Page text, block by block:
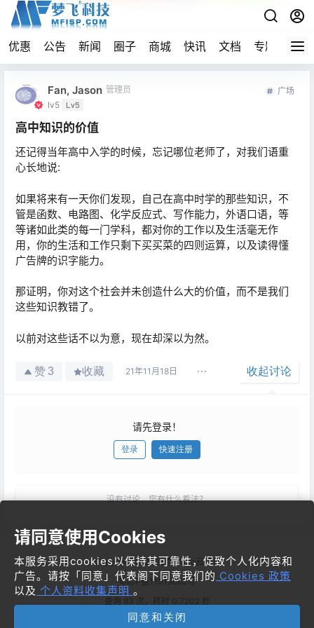
优惠 公告 新闻 圈子 商城 快讯 文档 专题 导航
Fan, Jason 管理员
lv5 Lv5
广场
高中知识的价值
还记得当年高中入学的时候，忘记哪位老师了，对我们语重
心长地说:
如果将来有一天你们发现，自己在高中时学的那些知识，不
管是函数、电路图、化学反应式、写作能力，外语口语，等
等诸如此类的每一门学科，都对你的工作以及生活毫无作
用，你的生活和工作只剩下买买菜的四则运算，以及读得懂
广告牌的识字能力。
那证明，你对这个社会并未创造什么大的价值，而不是我们
这些知识教错了。
以前对这些话不以为意，现在却深以为然。
赞3 收藏 21年11月18日 收起讨论
请先登录！
登录 快速注册
没有讨论，您有什么看法？
Copyright © 2026梦飞idc云平台
粤ICP备11019662号
查询 83 次，耗时 0.7202 秒
请同意使用Cookies
本服务采用cookies以保持其可靠性，促致个人化内容和
广告。请按「同意」代表阁下同意我们的 Cookies 政策
以及 个人资料收集声明 。
同意和关闭